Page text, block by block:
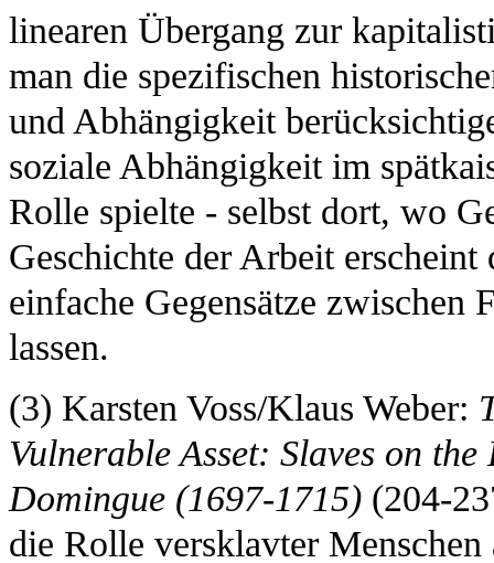
linearen Übergang zur
man die spezifischen
und Abhängigkeit
soziale Abhängigkeit im
Rolle spielte - selbst dort, wo
Geschichte der Arbeit
einfache Gegensätze
lassen.
(3) Karsten Voss/Klaus Weber:
Vulnerable Asset: Slaves on
Domingue (1697-1715) (204-
die Rolle versklavter